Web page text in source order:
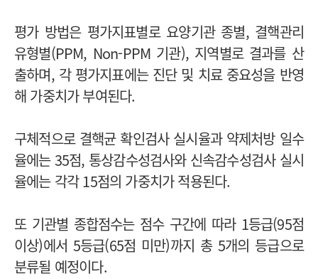
평가 방법은 평가지표별로 요양기관 종별, 결핵관리
유형별(PPM, Non-PPM 기관), 지역별로 결과를 산
출하며, 각 평가지표에는 진단 및 치료 중요성을 반영
해 가중치가 부여된다.
구체적으로 결핵균 확인검사 실시율과 약제처방 일수
율에는 35점, 통상감수성검사와 신속감수성검사 실시
율에는 각각 15점의 가중치가 적용된다.
또 기관별 종합점수는 점수 구간에 따라 1등급(95점
이상)에서 5등급(65점 미만)까지 총 5개의 등급으로
분류될 예정이다.